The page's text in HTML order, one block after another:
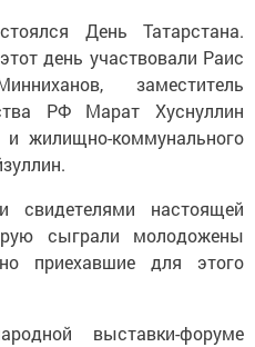
День Татарстана.
день участвовали Раис
заместитель
РФ Марат Хуснуллин
жилищно-коммунального
свидетелями настоящей
сыграли молодожены
приехавшие для этого
выставки-форуме